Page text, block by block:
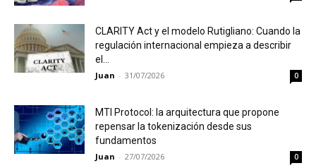
CLARITY Act y el modelo Rutigliano: Cuando la
regulación internacional empieza a describir
el...
Juan - 31/07/2026 0
MTI Protocol: la arquitectura que propone
repensar la tokenización desde sus
fundamentos
Juan - 27/07/2026 0